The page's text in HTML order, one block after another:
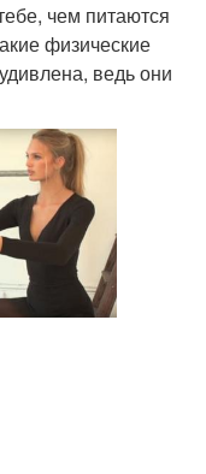
чем питаются
физические
ведь они